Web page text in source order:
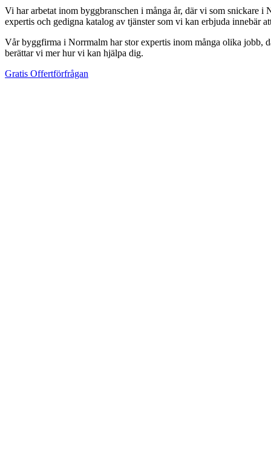
Vi har arbetat inom byggbranschen i många år, där vi som snickare
expertis och gedigna katalog av tjänster som vi kan erbjuda innebär
Vår byggfirma i Norrmalm har stor expertis inom många olika jobb,
berättar vi mer hur vi kan hjälpa dig.
Gratis Offertförfrågan